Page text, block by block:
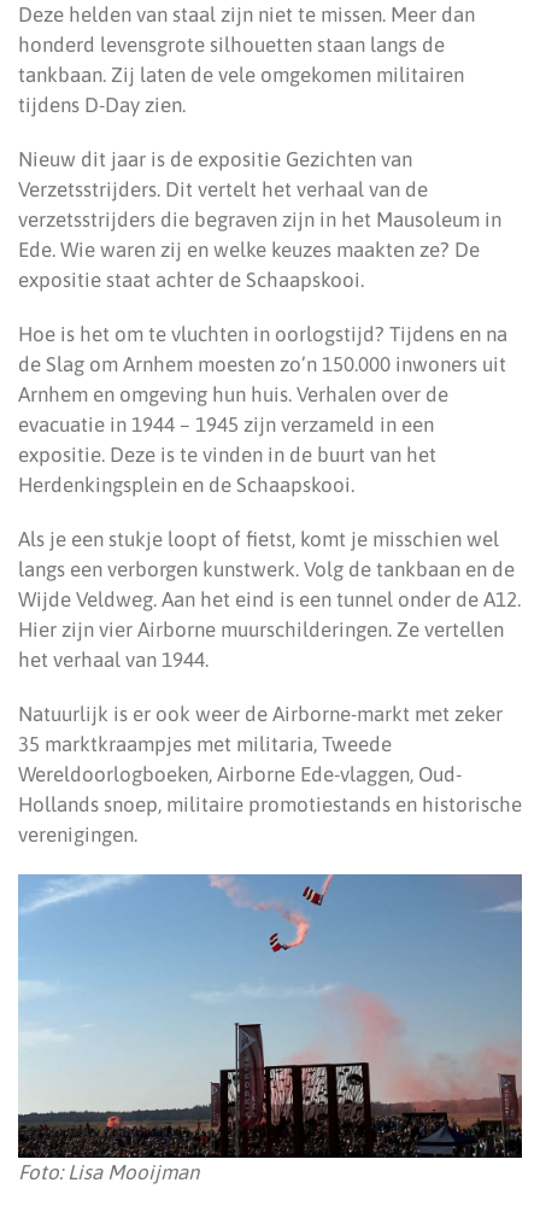
Deze helden van staal zijn niet te missen. Meer dan
honderd levensgrote silhouetten staan langs de
tankbaan. Zij laten de vele omgekomen militairen
tijdens D-Day zien.
Nieuw dit jaar is de expositie Gezichten van
Verzetsstrijders. Dit vertelt het verhaal van de
verzetsstrijders die begraven zijn in het Mausoleum in
Ede. Wie waren zij en welke keuzes maakten ze? De
expositie staat achter de Schaapskooi.
Hoe is het om te vluchten in oorlogstijd? Tijdens en na
de Slag om Arnhem moesten zo’n 150.000 inwoners uit
Arnhem en omgeving hun huis. Verhalen over de
evacuatie in 1944 – 1945 zijn verzameld in een
expositie. Deze is te vinden in de buurt van het
Herdenkingsplein en de Schaapskooi.
Als je een stukje loopt of fietst, komt je misschien wel
langs een verborgen kunstwerk. Volg de tankbaan en de
Wijde Veldweg. Aan het eind is een tunnel onder de A12.
Hier zijn vier Airborne muurschilderingen. Ze vertellen
het verhaal van 1944.
Natuurlijk is er ook weer de Airborne-markt met zeker
35 marktkraampjes met militaria, Tweede
Wereldoorlogboeken, Airborne Ede-vlaggen, Oud-
Hollands snoep, militaire promotiestands en historische
verenigingen.
Foto: Lisa Mooijman